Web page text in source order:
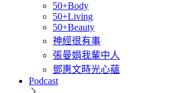
50+Body
50+Living
50+Beauty
神經很有事
張曼娟我輩中人
鄧惠文時光心蘊
Podcast